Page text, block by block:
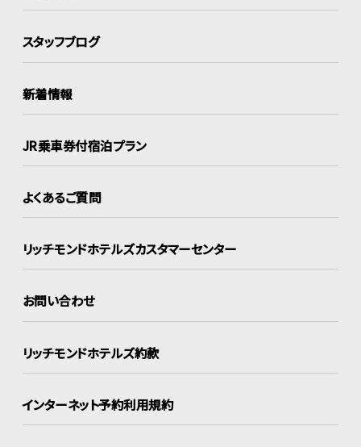
スタッフブログ
新着情報
JR乗車券付宿泊プラン
よくあるご質問
リッチモンドホテルズカスタマーセンター
お問い合わせ
リッチモンドホテルズ約款
インターネット予約利用規約